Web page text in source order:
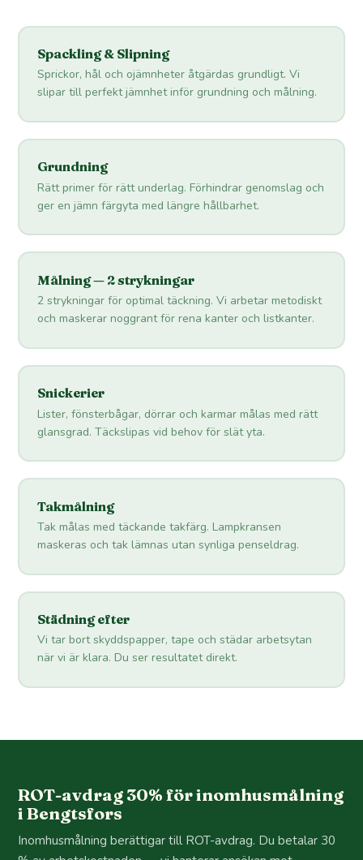
Spackling & Slipning
Sprickor, hål och ojämnheter åtgärdas grundligt. Vi
slipar till perfekt jämnhet inför grundning och målning.
Grundning
Rätt primer för rätt underlag. Förhindrar genomslag och
ger en jämn färgyta med längre hållbarhet.
Målning — 2 strykningar
2 strykningar för optimal täckning. Vi arbetar metodiskt
och maskerar noggrant för rena kanter och listkanter.
Snickerier
Lister, fönsterbågar, dörrar och karmar målas med rätt
glansgrad. Täckslipas vid behov för slät yta.
Takmålning
Tak målas med täckande takfärg. Lampkransen
maskeras och tak lämnas utan synliga penseldrag.
Städning efter
Vi tar bort skyddspapper, tape och städar arbetsytan
när vi är klara. Du ser resultatet direkt.
ROT-avdrag 30% för inomhusmålning
i Bengtsfors
Inomhusmålning berättigar till ROT-avdrag. Du betalar 30